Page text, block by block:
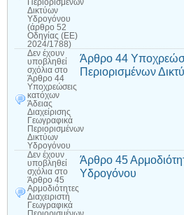
Περιορισμένων
Δικτύων
Υδρογόνου
(άρθρο 52
Οδηγίας (ΕΕ)
2024/1788)
Δεν έχουν
υποβληθεί
σχόλια στο
Άρθρο 44
Υποχρεώσεις
κατόχων
Άδειας
Διαχείρισης
Γεωγραφικά
Περιορισμένων
Δικτύων
Υδρογόνου
Άρθρο 44
Περιορισμένων
Δεν έχουν
υποβληθεί
σχόλια στο
Άρθρο 45
Αρμοδιότητες
Διαχειριστή
Γεωγραφικά
Άρθρο 45
Υδρογόνου